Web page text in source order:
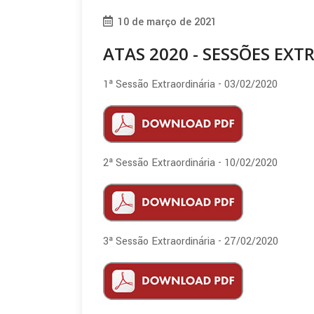
10 de março de 2021
ATAS 2020 - SESSÕES
1ª Sessão Extraordinária - 03/02/2020
2ª Sessão Extraordinária - 10/02/2020
3ª Sessão Extraordinária - 27/02/2020